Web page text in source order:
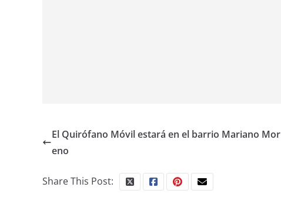
El Quirófano Móvil estará en el barrio Mariano Mor
eno
Share This Post: